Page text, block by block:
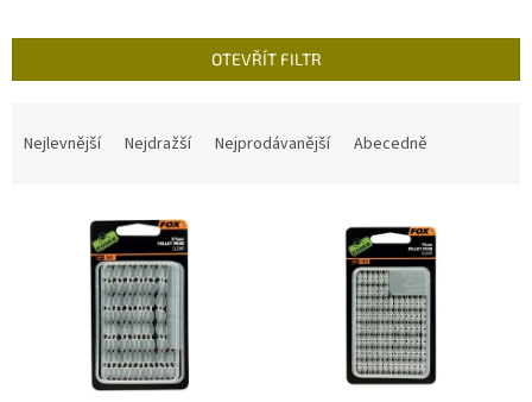
OTEVŘÍT FILTR
Nejlevnější Nejdražší Nejprodávanější Abecedně